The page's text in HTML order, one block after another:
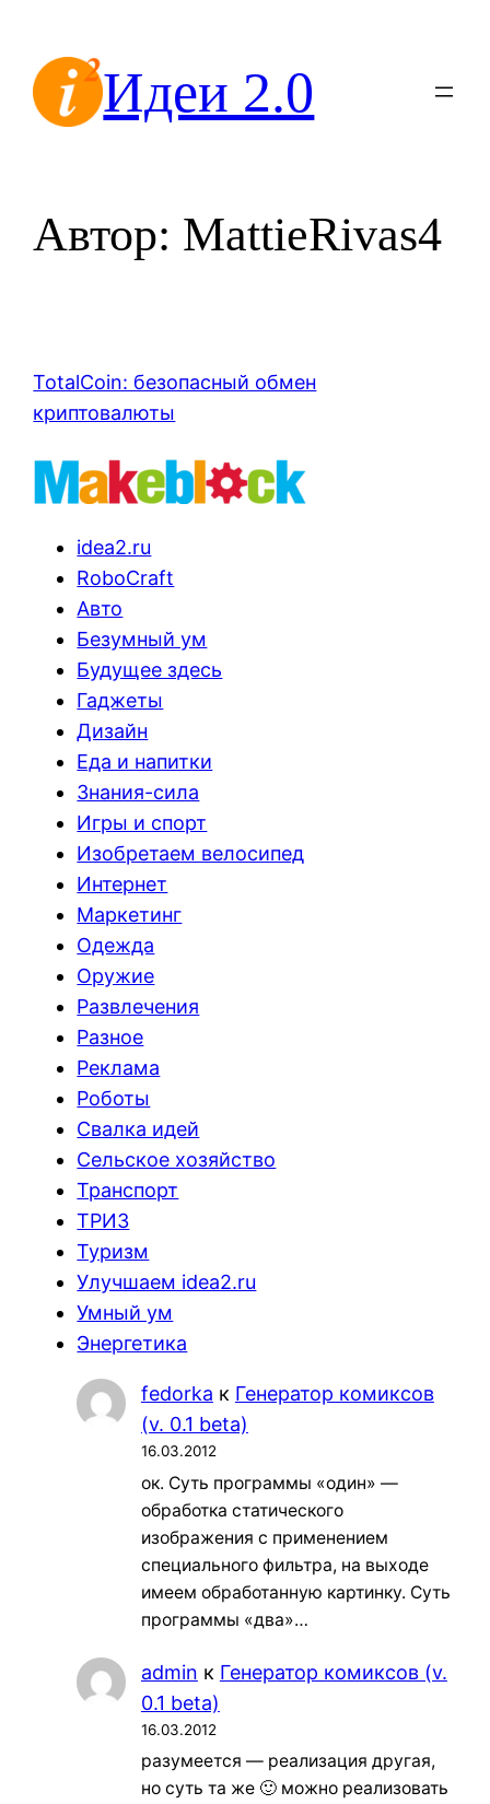
содержимомуИдеи 2.0
Автор: MattieRivas4
TotalCoin: безопасный обмен
криптовалюты
idea2.ru
RoboCraft
Авто
Безумный ум
Будущее здесь
Гаджеты
Дизайн
Еда и напитки
Знания-сила
Игры и спорт
Изобретаем велосипед
Интернет
Маркетинг
Одежда
Оружие
Развлечения
Разное
Реклама
Роботы
Свалка идей
Сельское хозяйство
Транспорт
ТРИЗ
Туризм
Улучшаем idea2.ru
Умный ум
Энергетика
fedorka к Генератор комиксов
(v. 0.1 beta)
16.03.2012
ок. Суть программы «один» —
обработка статического
изображения с применением
специального фильтра, на выходе
имеем обработанную картинку. Суть
программы «два»…
admin к Генератор комиксов (v.
0.1 beta)
16.03.2012
разумеется — реализация другая,
но суть та же 🙂 можно реализовать